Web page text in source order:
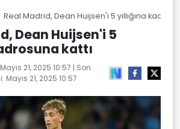
Real Madrid, Dean Huijsen'i 5 yıllığına
Dean Huijsen'i 5
kattı
Mayıs 21, 2025 10:57 | Son
Mayıs 21, 2025 10:57